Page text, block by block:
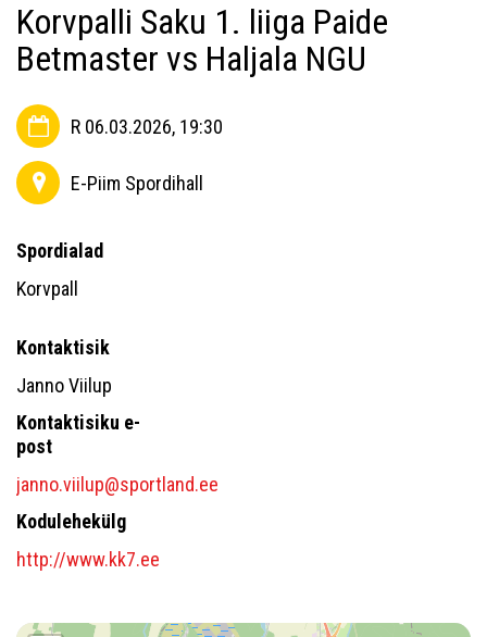
Korvpalli Saku 1. liiga Paide
Betmaster vs Haljala NGU
R 06.03.2026, 19:30
E-Piim Spordihall
Spordialad
Korvpall
Kontaktisik
Janno Viilup
Kontaktisiku e-
post
janno.viilup@sportland.ee
Kodulehekülg
http://www.kk7.ee